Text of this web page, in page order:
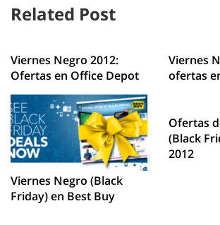
Related Post
Viernes Negro 2012:
Ofertas en Office Depot
Viernes
ofertas
Viernes Negro (Black
Friday) en Best Buy
Ofertas
(Black
2012